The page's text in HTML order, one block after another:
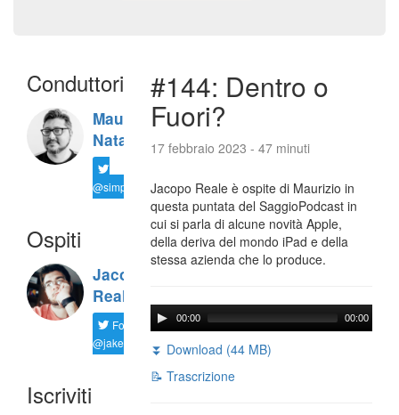
Conduttori
Maurizio
Natali
@simplemal
Ospiti
Jacopo
Reale
Follow
@jakereale
Iscriviti
#144: Dentro o
Fuori?
17 febbraio 2023 - 47 minuti
Jacopo Reale è ospite di Maurizio in
questa puntata del SaggioPodcast in
cui si parla di alcune novità Apple,
della deriva del mondo iPad e della
stessa azienda che lo produce.
00:00 00:00
⏬ Download (44 MB)
📝 Trascrizione